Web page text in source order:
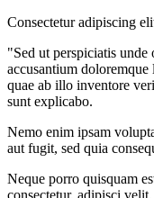
Consectetur adipiscing
"Sed ut perspiciatis unde
accusantium doloremque
quae ab illo inventore
sunt explicabo.
Nemo enim ipsam
aut fugit, sed quia
Neque porro quisquam
consectetur, adipisci